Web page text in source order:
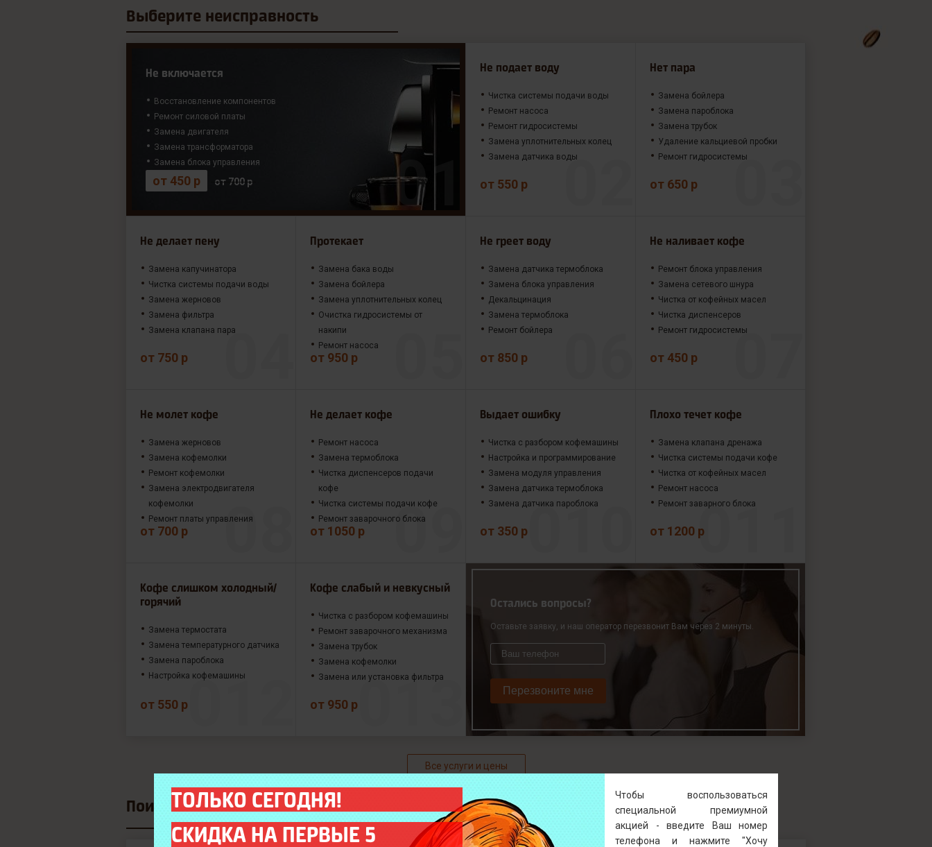
Выберите неисправность
Не включается
Восстановление компонентов
Ремонт силовой платы
Замена двигателя
Замена трансформатора
Замена блока управления
от 450 р от 700 р
Не подает воду
Чистка системы подачи воды
Ремонт насоса
Ремонт гидросистемы
Замена уплотнительных колец
Замена датчика воды
от 550 р
Нет пара
Замена бойлера
Замена пароблока
Замена трубок
Удаление кальциевой пробки
Ремонт гидросистемы
от 650 р
Не делает пену
Замена капучинатора
Чистка системы подачи воды
Замена жерновов
Замена фильтра
Замена клапана пара
от 750 р
Протекает
Замена бака воды
Замена бойлера
Замена уплотнительных колец
Очистка гидросистемы от
накипи
Ремонт насоса
от 950 р
Не греет воду
Замена датчика термоблока
Замена блока управления
Декальцинация
Замена термоблока
Ремонт бойлера
от 850 р
Не наливает кофе
Ремонт блока управления
Замена сетевого шнура
Чистка от кофейных масел
Чистка диспенсеров
Ремонт гидросистемы
от 450 р
Не молет кофе
Замена жерновов
Замена кофемолки
Ремонт кофемолки
Замена электродвигателя
кофемолки
Ремонт платы управления
от 700 р
Не делает кофе
Ремонт насоса
Замена термоблока
Чистка диспенсеров подачи
кофе
Чистка системы подачи кофе
Ремонт заварочного блока
от 1050 р
Выдает ошибку
Чистка с разбором кофемашины
Настройка и программирование
Замена модуля управления
Замена датчика термоблока
Замена датчика пароблока
от 350 р
Плохо течет кофе
Замена клапана дренажа
Чистка системы подачи кофе
Чистка от кофейных масел
Ремонт насоса
Ремонт заварного блока
от 1200 р
Кофе слишком холодный/
горячий
Замена термостата
Замена температурного датчика
Замена пароблока
Настройка кофемашины
от 550 р
Кофе слабый и невкусный
Чистка с разбором кофемашины
Ремонт заварочного механизма
Замена трубок
Замена кофемолки
Замена или установка фильтра
от 950 р
Остались вопросы?
Оставьте заявку, и наш оператор перезвонит Вам через 2 минуты.
Перезвоните мне
Все услуги и цены
Поиск модели
ТОЛЬКО СЕГОДНЯ!
СКИДКА НА ПЕРВЫЕ 5
Чтобы воспользоваться
специальной премиумной
акцией - введите Ваш номер
телефона и нажмите "Хочу